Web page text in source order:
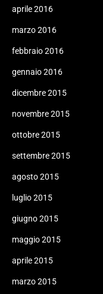
aprile 2016
marzo 2016
febbraio 2016
gennaio 2016
dicembre 2015
novembre 2015
ottobre 2015
settembre 2015
agosto 2015
luglio 2015
giugno 2015
maggio 2015
aprile 2015
marzo 2015